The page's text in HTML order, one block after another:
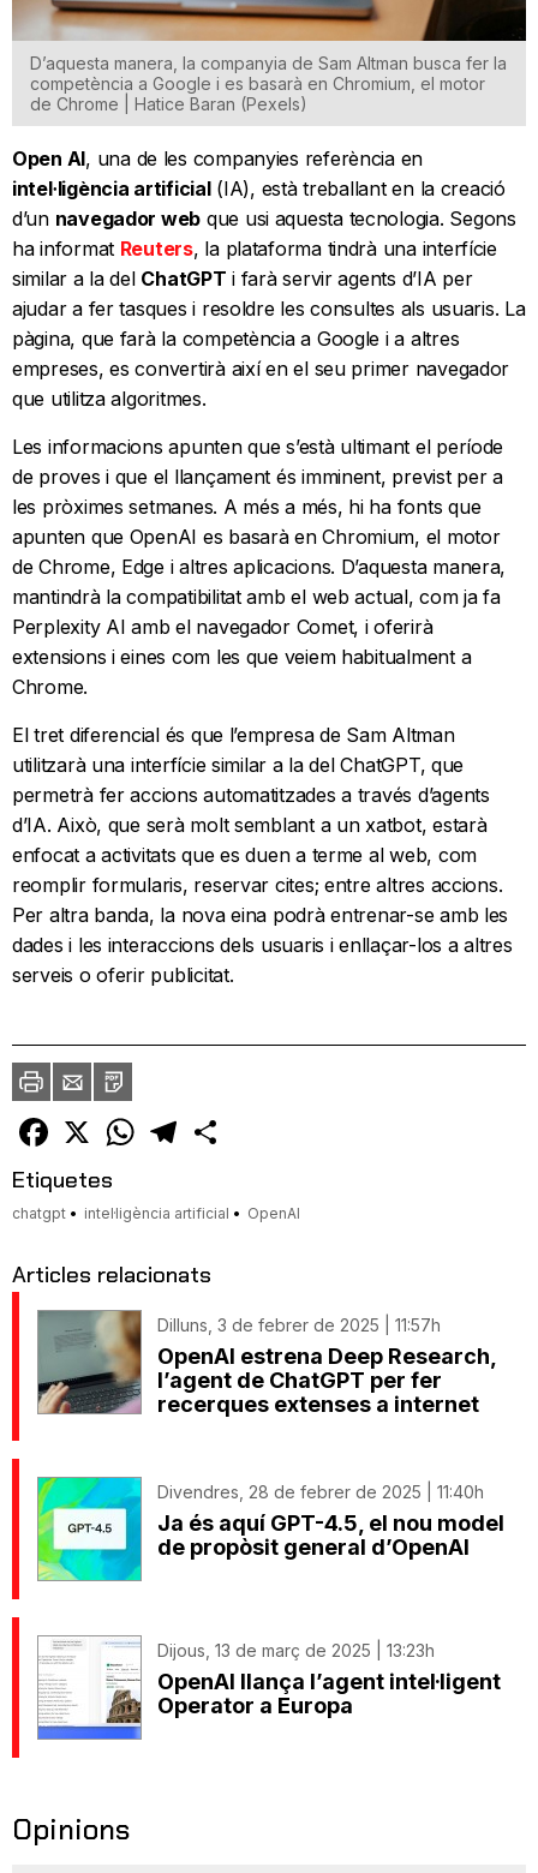
D’aquesta manera, la companyia de Sam Altman busca fer la
competència a Google i es basarà en Chromium, el motor
de Chrome | Hatice Baran (Pexels)
Open AI, una de les companyies referència en
intel·ligència artificial(IA), està treballant en la creació
d’un navegador web que usi aquesta tecnologia. Segons
ha informat Reuters, la plataforma tindrà una interfície
similar a la del ChatGPT i farà servir agents d’IA per
ajudar a fer tasques i resoldre les consultes als usuaris. La
pàgina, que farà la competència a Google i a altres
empreses, es convertirà així en el seu primer navegador
que utilitza algoritmes.
Les informacions apunten que s’està ultimant el període
de proves i que el llançament és imminent, previst per a
les pròximes setmanes. A més a més, hi ha fonts que
apunten que OpenAI es basarà en Chromium, el motor
de Chrome, Edge i altres aplicacions. D’aquesta manera,
mantindrà la compatibilitat amb el web actual, com ja fa
Perplexity AI amb el navegador Comet, i oferirà
extensions i eines com les que veiem habitualment a
Chrome.
El tret diferencial és que l’empresa de Sam Altman
utilitzarà una interfície similar a la del ChatGPT, que
permetrà fer accions automatitzades a través d’agents
d’IA. Això, que serà molt semblant a un xatbot, estarà
enfocat a activitats que es duen a terme al web, com
reomplir formularis, reservar cites; entre altres accions.
Per altra banda, la nova eina podrà entrenar-se amb les
dades i les interaccions dels usuaris i enllaçar-los a altres
serveis o oferir publicitat.
ImprimirEnvia
un
amic
PDF
Facebook
X WhatsAppTelegram
Etiquetes
chatgpt intel·ligència artificial OpenAI
Articles relacionats
Dilluns, 3 de febrer de 2025 | 11:57h
OpenAI estrena Deep Research,
l’agent de ChatGPT per fer
recerques extenses a internet
Divendres, 28 de febrer de 2025 | 11:40h
Ja és aquí GPT-4.5, el nou model
de propòsit general d’OpenAI
Dijous, 13 de març de 2025 | 13:23h
OpenAI llança l’agent intel·ligent
Operator a Europa
Opinions